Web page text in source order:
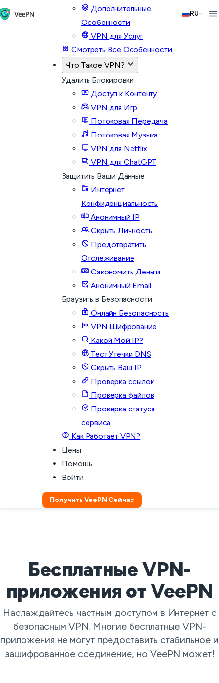
Дополнительные
Особенности
VPN для Услуг
Смотреть Все Особенности
Что Такое VPN?
Удалить Блокировки
Доступ к Контенту
VPN для Игр
Потоковая Передача
Потоковая Музыка
VPN для Netflix
VPN для ChatGPT
Защитить Ваши Данные
Интернет
Конфиденциальность
Анонимный IP
Скрыть Личность
Предотвратить
Отслеживание
Сэкономить Деньги
Анонимный Email
Браузить в Безопасности
Онлайн Безопасность
VPN Шифрование
Какой Мой IP?
Тест Утечки DNS
Скрыть Ваш IP
Проверка ссылок
Проверка файлов
Проверка статуса
сервиса
Как Работает VPN?
Цены
Помощь
Войти
Получить VeePN Сейчас
RU
Бесплатные VPN-
приложения от VeePN
Наслаждайтесь частным доступом в Интернет с
безопасным VPN. Многие бесплатные VPN-
приложения не могут предоставить стабильное и
зашифрованное соединение, но VeePN может!